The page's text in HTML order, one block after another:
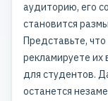
аудиторию, его
становится
Представьте,
рекламируете их
для студентов.
останется